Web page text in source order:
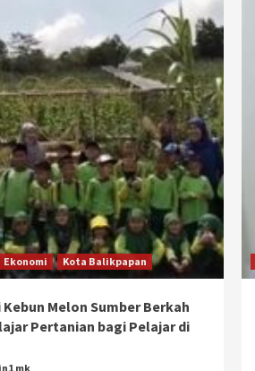
Ekonomi Kota Balikpapan
Melon Sumber Berkah
Pertanian bagi Pelajar di
mk